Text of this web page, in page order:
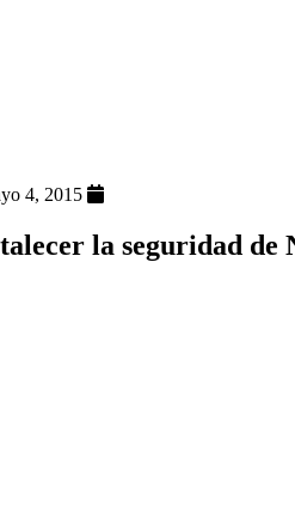
4, 2015
la seguridad de